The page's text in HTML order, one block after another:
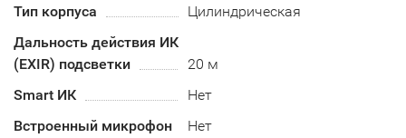
Тип корпуса
Цилиндрическая
Дальность действия ИК
(EXIR) подсветки
20 м
Smart ИК
Нет
Встроенный микрофон
Нет